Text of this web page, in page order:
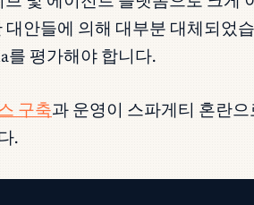
대안들에 의해 대부분 대체되
를 평가해야 합니다.
구축과 운영이 스파게티 혼란
.